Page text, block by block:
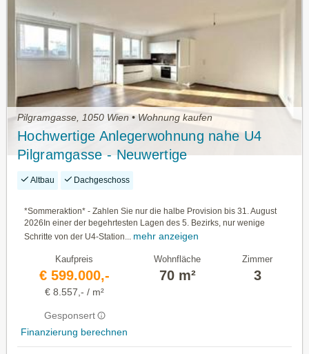
Pilgramgasse, 1050 Wien • Wohnung kaufen
Hochwertige Anlegerwohnung nahe U4
Pilgramgasse - Neuwertige
Dachgeschosswohnung
Altbau Dachgeschoss
*Sommeraktion* - Zahlen Sie nur die halbe Provision bis 31. August
2026In einer der begehrtesten Lagen des 5. Bezirks, nur wenige
Schritte von der U4-Station...
mehr anzeigen
Kaufpreis
€ 599.000,-
€ 8.557,- / m²
Gesponsert
Finanzierung berechnen
Wohnfläche
70 m²
Zimmer
3